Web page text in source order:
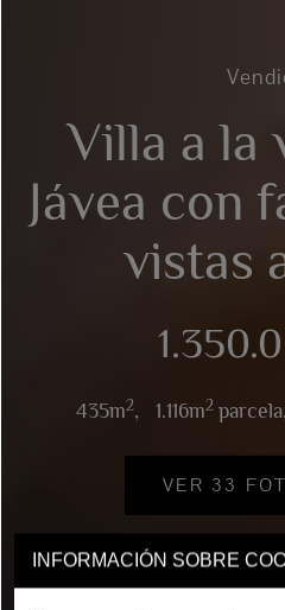
INFORMACIÓN SOBRE
Villa a la
Jávea con
vistas
435m2, 1.116m2parcela,
VER 33